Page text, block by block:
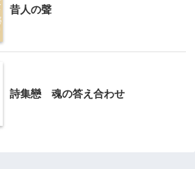
昔人の聲
詩集戀 魂の答え合わせ